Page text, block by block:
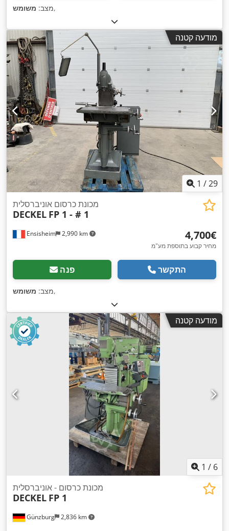
מצב: משומש ,
מודעה קטנה
1 /29
Ensisheim 2,990 km
מכונת כרסום אוניברסלית
DECKEL FP 1 - # 1
‏4,700 ‏€
מחיר קבוע בתוספת מע"מ
פנה התקשר
מצב: משומש ,
מודעה קטנה
1 / 6
Günzburg 2,836 km
מכונת כרסום - אוניברסלית
DECKEL FP 1